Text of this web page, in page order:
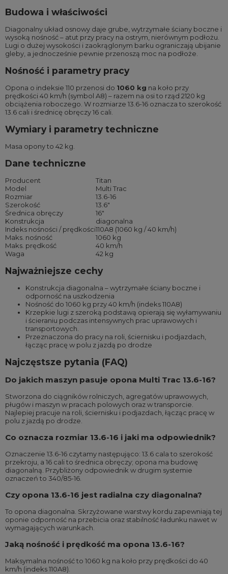
Budowa i właściwości
Diagonalny układ osnowy daje grube, wytrzymałe ściany boczne i
wysoką nośność – atut przy pracy na ostrym, nierównym podłożu.
Lugi o dużej wysokości i zaokrąglonym barku ograniczają ubijanie
gleby, a jednocześnie pewnie przenoszą moc na podłoże.
Nośność i parametry pracy
Opona o indeksie 110 przenosi do 1060 kg na koło przy
prędkości 40 km/h (symbol A8) – razem na osi to rząd 2120 kg
obciążenia roboczego. W rozmiarze 13.6-16 oznacza to szerokość
13.6 cali i średnicę obręczy 16 cali.
Wymiary i parametry techniczne
Masa opony to 42 kg.
Dane techniczne
Producent
Titan
Model
Multi Trac
Rozmiar
13.6-16
Szerokość
13.6″
Średnica obręczy
16″
Konstrukcja
diagonalna
Indeks nośności / prędkości110A8 (1060 kg / 40 km/h)
Maks. nośność
1060 kg
Maks. prędkość
40 km/h
Waga
42 kg
Najważniejsze cechy
Konstrukcja diagonalna – wytrzymałe ściany boczne i
odporność na uszkodzenia
Nośność do 1060 kg przy 40 km/h (indeks 110A8)
Krzepkie lugi z szeroką podstawą opierają się wyłamywaniu
i ścieraniu podczas intensywnych prac uprawowych i
transportowych.
Przeznaczona do pracy na roli, ściernisku i podjazdach,
łącząc pracę w polu z jazdą po drodze
Najczęstsze pytania (FAQ)
Do jakich maszyn pasuje opona Multi Trac 13.6-16?
Stworzona do ciągników rolniczych, agregatów uprawowych,
pługów i maszyn w pracach polowych oraz w transporcie.
Najlepiej pracuje na roli, ściernisku i podjazdach, łącząc pracę w
polu z jazdą po drodze.
Co oznacza rozmiar 13.6-16 i jaki ma odpowiednik?
Oznaczenie 13.6-16 czytamy następująco: 13.6 cala to szerokość
przekroju, a 16 cali to średnica obręczy; opona ma budowę
diagonalną. Przybliżony odpowiednik w drugim systemie
oznaczeń to 340/85-16.
Czy opona 13.6-16 jest radialna czy diagonalna?
To opona diagonalna. Skrzyżowane warstwy kordu zapewniają tej
oponie odporność na przebicia oraz stabilność ładunku nawet w
wymagających warunkach.
Jaką nośność i prędkość ma opona 13.6-16?
Maksymalna nośność to 1060 kg na koło przy prędkości do 40
km/h (indeks 110A8).